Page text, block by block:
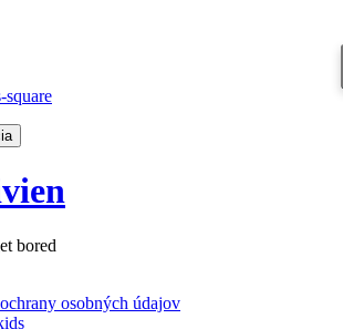
square
bored
osobných údajov